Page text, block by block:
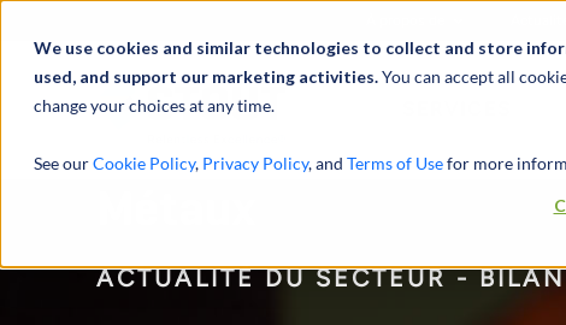
We use cookies and similar technologies to collect and store
used, and support our marketing activities.You can accept all
change your choices at any time.
See ourCookie Policy, Privacy Policy, and Terms of Usefor more
ACTUALITÉ DU SECTEUR -